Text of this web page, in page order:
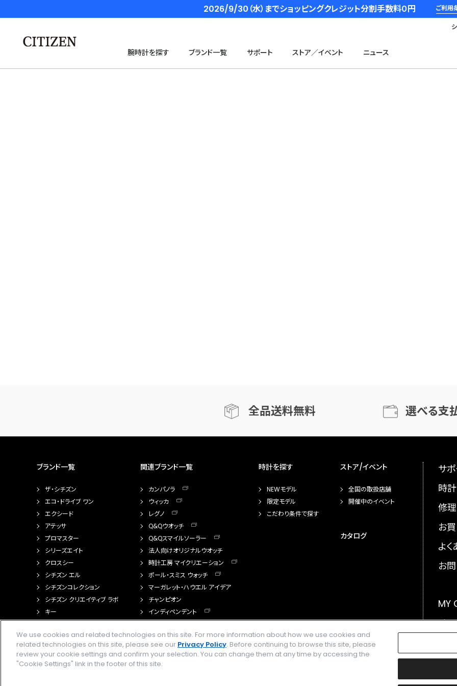
2026/9/30（水）までショッピングクレジット分割手数料０円 ご利用
腕時計を探す ブランド一覧 サポート ストア／イベント ニュース
全品送料無料 選べる支
ブランド一覧
ザ・シチズン
エコ・ドライブ ワン
エクシード
アテッサ
プロマスター
シリーズエイト
クロスシー
シチズン エル
シチズンコレクション
シチズン クリエイティブ ラボ
キー
関連ブランド一覧
カンパノラ
ウィッカ
レグノ
Q&Qウオッチ
Q&Qスマイルソーラー
法人向けオリジナルウオッチ
時計工房 マイクリエーション
ポール・スミス ウォッチ
マーガレット・ハウエル アイデア
チャンピオン
インディペンデント
時計を探す
NEWモデル
限定モデル
こだわり条件で探す
ストア/イベント
全国の取扱店舗
開催中のイベント
カタログ
サ
時
修理
お
よ
お
MY
メ
We use cookies and related technologies on this site. For more information about how we use cookies and
related technologies on this site, please see our Privacy Policy. Before continuing to browse this site, please
review your cookie settings and confirm your selection. You can change them at any time by accessing the
"Cookie Settings" link in the footer of this site.